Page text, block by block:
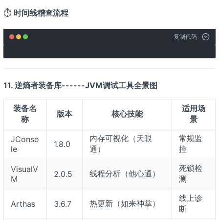
⏱️ 时间线稽查流程
复制代码
11. 逆熵者装备库------JVM调试工具全景图
装备名
称
版本 核心技能
适用场
景
JConso
le
1.8.0
内存可视化（天眼
通）
常规监
控
VisualV
M
2.0.5 线程分析（他心通）
死锁检
测
Arthas 3.6.7 热更新（如来神掌）
线上诊
断